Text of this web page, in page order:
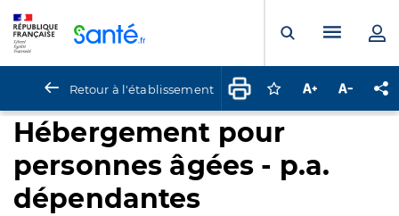
Ouvrir laMenu
Retour à l'établissement Connectez-vous
Augmenter la
Hébergement pour
personnes âgées - p.a.
dépendantes